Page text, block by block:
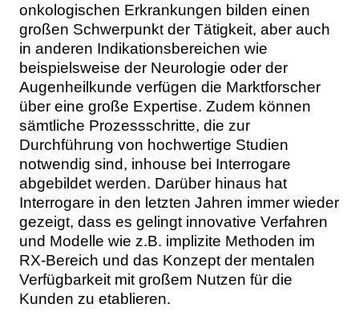
onkologischen Erkrankungen bilden einen
großen Schwerpunkt der Tätigkeit, aber auch
in anderen Indikationsbereichen wie
beispielsweise der Neurologie oder der
Augenheilkunde verfügen die Marktforscher
über eine große Expertise. Zudem können
sämtliche Prozessschritte, die zur
Durchführung von hochwertige Studien
notwendig sind, inhouse bei Interrogare
abgebildet werden. Darüber hinaus hat
Interrogare in den letzten Jahren immer wieder
gezeigt, dass es gelingt innovative Verfahren
und Modelle wie z.B. implizite Methoden im
RX-Bereich und das Konzept der mentalen
Verfügbarkeit mit großem Nutzen für die
Kunden zu etablieren.